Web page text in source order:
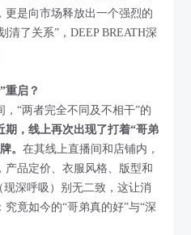
更是向市场释放出一个强烈的
清了关系”，DEEP BREATH深
重启？
“两者完全不同及不相干”的
期，线上再次出现了打着“哥弟
。在其线上直播间和店铺内，
产品定价、衣服风格、版型和
深呼吸）别无二致，这让消
竟如今的“哥弟真的好”与“深